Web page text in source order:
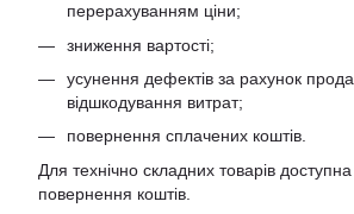
перерахуванням ціни;
зниження вартості;
усунення дефектів за рахунок
відшкодування витрат;
повернення сплачених коштів.
Для технічно складних товарів
повернення коштів.